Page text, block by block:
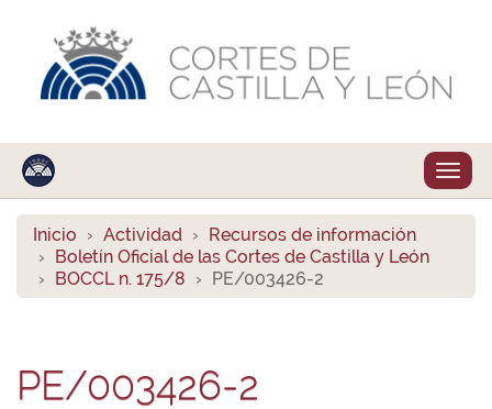
Inicio Actividad
Recursos de información
Boletín Oficial de las Cortes de Castilla y León
BOCCL n. 175/8
PE/003426-2
PE/003426-2